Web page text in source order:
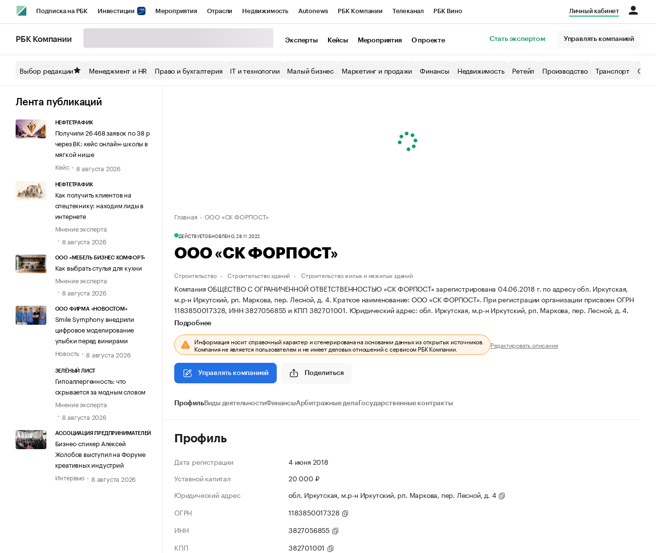
Подписка на РБК Инвестиции Мероприятия Отрасли Недвижимость Autonews РБК Компании Телеканал РБК Вино
Спецпроекты СПб Конференции СПб Спецпроекты Экономика Бизнес
Технологии и медиа
Личный кабинет
РБК Компании Эксперты Кейсы Мероприятия О проекте Стать экспертом Управлять компанией
Выбор редакции Менеджмент и HR Право и бухгалтерия IT и технологии Малый бизнес Маркетинг и продажи Финансы Недвижимость Ретейл Производство Транспорт
Лента публикаций
НЕФТЕТРАФИК
Получили 26 468 заявок по 38 р
через ВК: кейс онлайн-школы в
мягкой нише
Кейс
8 августа 2026
НЕФТЕТРАФИК
Как получить клиентов на
спецтехнику: находим лиды в
интернете
Мнение эксперта
8 августа 2026
ООО «МЕБЕЛЬ БИЗНЕС КОМФОРТ»
Как выбрать стулья для кухни
Мнение эксперта
8 августа 2026
ООО ФИРМА «НОВОСТОМ»
Smile Symphony внедрили
цифровое моделирование
улыбки перед винирами
Новость
8 августа 2026
ЗЕЛЁНЫЙ ЛИСТ
Гипоаллергенность: что
скрывается за модным словом
Мнение эксперта
8 августа 2026
АССОЦИАЦИЯ ПРЕДПРИНИМАТЕЛЕЙ
Бизнес-спикер Алексей
Жолобов выступил на Форуме
креативных индустрий
Интервью
8 августа 2026
Главная ООО «СК ФОРПОСТ»
ДЕЙСТВУЕТОБНОВЛЕНО, 28.11.2022
ООО «СК ФОРПОСТ»
Строительство Строительство зданий Строительство жилых и нежилых зданий
Компания ОБЩЕСТВО С ОГРАНИЧЕННОЙ ОТВЕТСТВЕННОСТЬЮ «СК ФОРПОСТ» зарегистрирована 04.06.2018 г. по адресу обл. Иркутская,
м.р-н Иркутский, рп. Маркова, пер. Лесной, д. 4. Краткое наименование: ООО «СК ФОРПОСТ». При регистрации организации присвоен ОГРН
1183850017328, ИНН 3827056855 и КПП 382701001. Юридический адрес: обл. Иркутская, м.р-н Иркутский, рп. Маркова, пер. Лесной, д. 4.
Подробнее
Информация носит справочный характер и сгенерирована на основании данных из открытых источников.
Компания не является пользователем и не имеет деловых отношений с сервисом РБК Компании. Редактировать описание
Управлять компанией Поделиться
ПрофильВиды деятельностиФинансыАрбитражные дела Государственные контракты
Профиль
Дата регистрации
4 июня 2018
Уставной капитал
20 000 ₽
Юридический адрес
обл. Иркутская, м.р-н Иркутский, рп. Маркова, пер. Лесной, д. 4
ОГРН
1183850017328
ИНН
3827056855
КПП
382701001